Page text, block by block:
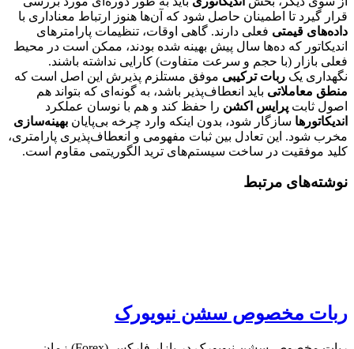
قرار گیرد تا اطمینان حاصل شود که آن‌ها هنوز ارتباط معناداری با
داده‌های قیمتی فعلی دارند. گاهی اوقات، تنظیمات پارامترهای
اندیکاتور که ده‌ها سال پیش بهینه شده بودند، ممکن است در محیط
فعلی بازار (با حجم و سرعت متفاوت) کارایی نداشته باشند.
نگهداری یک ربات ترکیبی موفق مستلزم پذیرش این اصل است که
منطق معاملاتی باید انعطاف‌پذیر باشد، به گونه‌ای که بتواند هم
اصول ثابت پرایس اکشن را حفظ کند و هم با نوسان عملکرد
اندیکاتورها سازگار شود، بدون اینکه وارد چرخه بی‌پایان بهینه‌سازی
مخرب شود. این تعادل بین ثبات مفهومی و انعطاف‌پذیری پارامتری،
کلید موفقیت در ساخت سیستم‌های ترید الگوریتمی مقاوم است.
نوشته‌های مرتبط
ربات مخصوص سشن نیویورک